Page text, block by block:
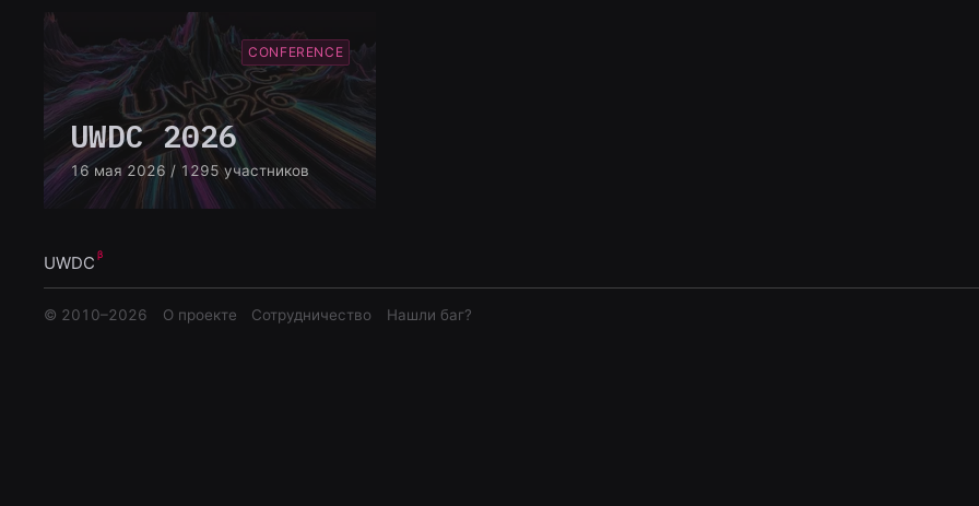
CONFERENCE
UWDC 2026
16 мая 2026 / 1295 участников
UWDC
© 2010–2026 О проекте Сотрудничество Нашли баг?